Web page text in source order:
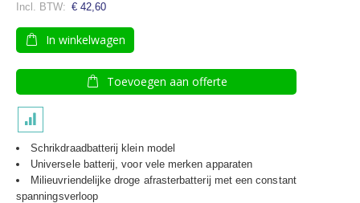
€ 42,60
In winkelwagen
Toevoegen aan offerte
Schrikdraadbatterij klein model
Universele batterij, voor vele merken apparaten
Milieuvriendelijke droge afrasterbatterij met een constant
spanningsverloop